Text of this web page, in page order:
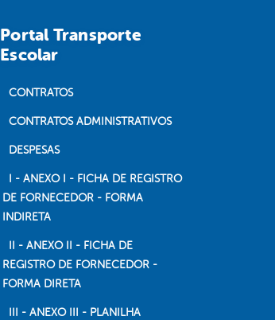
Portal Transporte
Escolar
CONTRATOS
CONTRATOS ADMINISTRATIVOS
DESPESAS
I - ANEXO I - FICHA DE REGISTRO
DE FORNECEDOR - FORMA
INDIRETA
II - ANEXO II - FICHA DE
REGISTRO DE FORNECEDOR -
FORMA DIRETA
III - ANEXO III - PLANILHA